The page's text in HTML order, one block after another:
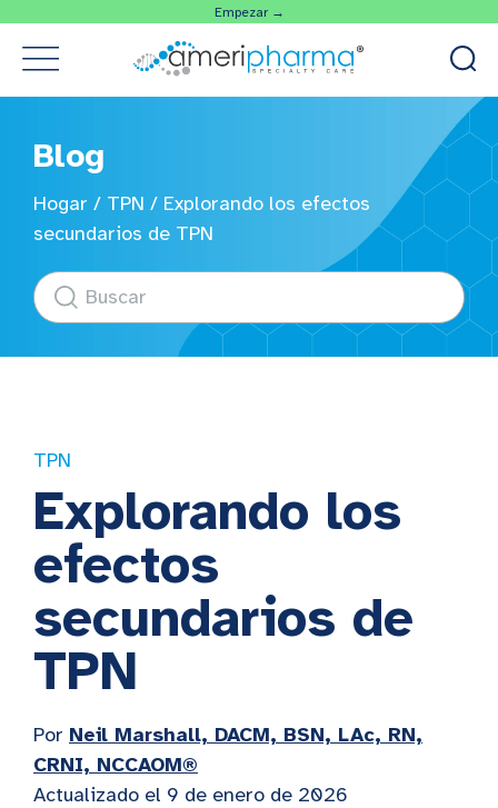
Empezar →
Blog
Hogar / TPN / Explorando los efectos
secundarios de TPN
TPN
Explorando los
efectos
secundarios de
TPN
Por Neil Marshall, DACM, BSN, LAc, RN,
CRNI, NCCAOM®
Actualizado el 9 de enero de 2026